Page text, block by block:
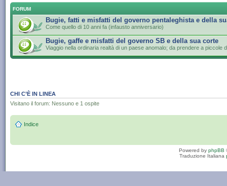
FORUM
Bugie, fatti e misfatti del governo pentaleghista e della
Come quello di 10 anni fa (infausto anniversario)
Bugie, gaffe e misfatti del governo SB e della sua corte
Viaggio nella ordinaria realtà di un paese anomalo; da prendere a piccole
CHI C’È IN LINEA
Visitano il forum: Nessuno e 1 ospite
Indice
Powered by phpBB
Traduzione Italiana